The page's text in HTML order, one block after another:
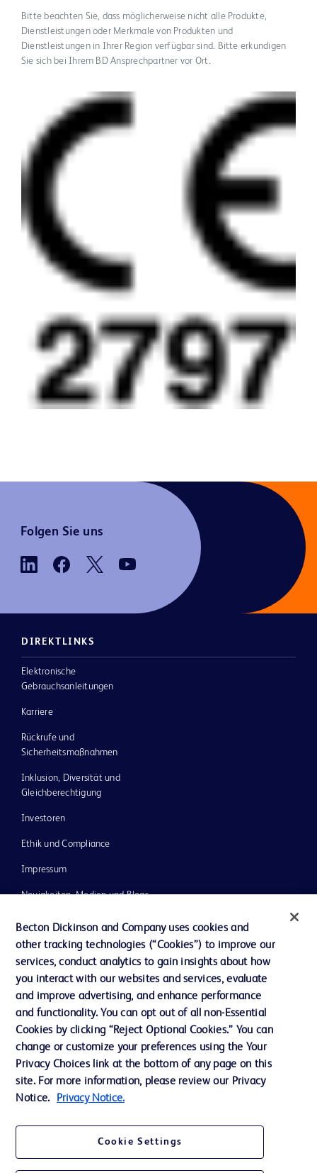
Bitte beachten Sie, dass möglicherweise nicht alle Produkte,
Dienstleistungen oder Merkmale von Produkten und
Dienstleistungen in Ihrer Region verfügbar sind. Bitte erkundigen
Sie sich bei Ihrem BD Ansprechpartner vor Ort.
Folgen Sie uns
DIREKTLINKS
Elektronische
Gebrauchsanleitungen
Karriere
Rückrufe und
Sicherheitsmaßnahmen
Inklusion, Diversität und
Gleichberechtigung
Investoren
Ethik und Compliance
Impressum
Neuigkeiten, Medien und Blogs
Unser Unternehmen
Kontaktieren Sie uns
Cookie-Einstellungen
Datenschutz
Nutzungsbedingungen
Becton Dickinson and Company uses cookies and
other tracking technologies (“Cookies”) to improve our
services, conduct analytics to gain insights about how
you interact with our websites and services, evaluate
and improve advertising, and enhance performance
and functionality. You can opt out of all non-Essential
Cookies by clicking “Reject Optional Cookies.” You can
change or customize your preferences using the Your
Privacy Choices link at the bottom of any page on this
site. For more information, please review our Privacy
Notice.
Privacy Notice.
Cookie Settings